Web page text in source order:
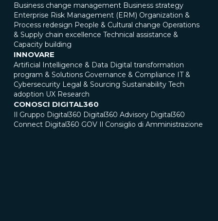
Business change management Business strategy
Enterprise Risk Management (ERM) Organization &
Process redesign People & Cultural change Operations
& Supply chain excellence Technical assistance &
Capacity building
INNOVARE
Artificial Intelligence & Data Digital transformation
program & Solutions Governance & Compliance IT &
Cybersecurity Legal & Sourcing Sustainability Tech
adoption UX Research
CONOSCI DIGITAL360
Il Gruppo Digital360 Digital360 Advisory Digital360
Connect Digital360 GOV Il Consiglio di Amministrazione